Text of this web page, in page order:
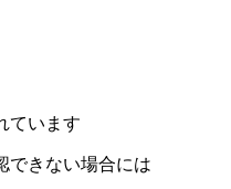
ています
できない場合には